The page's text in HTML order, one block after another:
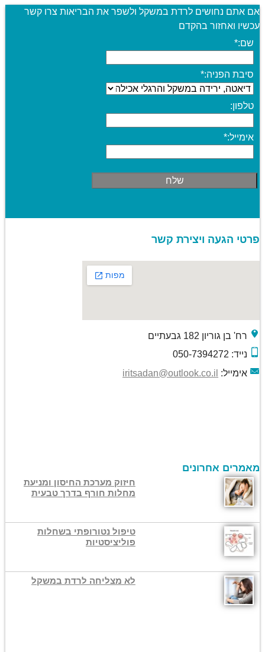
אם אתם נחושים לרדת במשקל ולשפר את הבריאות צרו קשר
עכשיו ואחזור בהקדם
שם:*
סיבת הפניה:*
טלפון:
אימייל:*
פרטי הגעה ויצירת קשר
רח' בן גוריון 182 גבעתיים
נייד: 050-7394272
אימייל: iritsadan@outlook.co.il
מאמרים אחרונים
חיזוק מערכת החיסון ומניעת
מחלות חורף בדרך טבעית
טיפול נטורופתי בשחלות
פוליציסטיות
לא מצליחה לרדת במשקל